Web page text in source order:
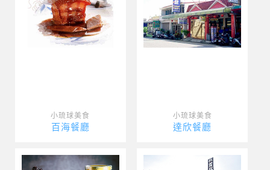
小琉球美食
百海餐廳
小琉球美食
達欣餐廳